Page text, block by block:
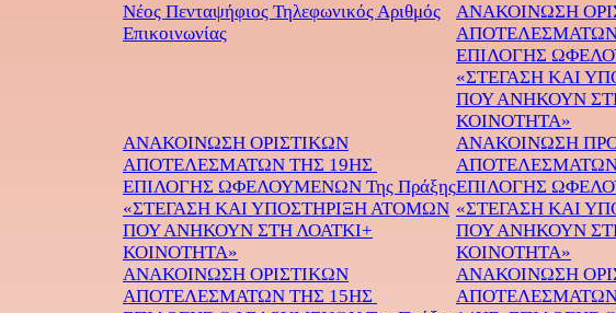
Νέος Πενταψήφιος Τηλεφωνικός Αριθμός
Επικοινωνίας
ΑΝΑΚΟΙΝΩΣΗ
ΑΠΟΤΕΛΕΣΜΑΤΩΝ
ΕΠΙΛΟΓΗΣ
«ΣΤΕΓΑΣΗ ΚΑΙ
ΠΟΥ ΑΝΗΚΟΥΝ
ΚΟΙΝΟΤΗΤΑ»
ΑΝΑΚΟΙΝΩΣΗ ΟΡΙΣΤΙΚΩΝ
ΑΠΟΤΕΛΕΣΜΑΤΩΝ ΤΗΣ 19ΗΣ
ΕΠΙΛΟΓΗΣ ΩΦΕΛΟΥΜΕΝΩΝ Της Πράξης
«ΣΤΕΓΑΣΗ ΚΑΙ ΥΠΟΣΤΗΡΙΞΗ ΑΤΟΜΩΝ
ΠΟΥ ΑΝΗΚΟΥΝ ΣΤΗ ΛΟΑΤΚΙ+
ΚΟΙΝΟΤΗΤΑ»
ΑΝΑΚΟΙΝΩΣΗ
ΑΠΟΤΕΛΕΣΜΑΤΩΝ
ΕΠΙΛΟΓΗΣ
«ΣΤΕΓΑΣΗ ΚΑΙ
ΠΟΥ ΑΝΗΚΟΥΝ
ΚΟΙΝΟΤΗΤΑ»
ΑΝΑΚΟΙΝΩΣΗ ΟΡΙΣΤΙΚΩΝ
ΑΠΟΤΕΛΕΣΜΑΤΩΝ ΤΗΣ 15ΗΣ
ΑΝΑΚΟΙΝΩΣΗ
ΑΠΟΤΕΛΕΣΜΑΤΩΝ